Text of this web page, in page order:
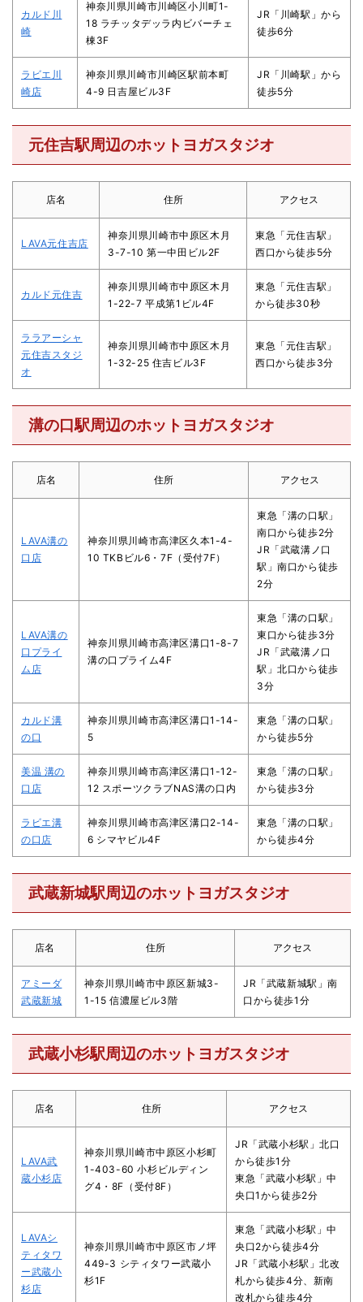
カルド川
崎
神奈川県川崎市川崎区小川町1-
18 ラチッタデッラ内ビバーチェ
棟3F
JR「川崎駅」から
徒歩6分
ラビエ川
崎店
神奈川県川崎市川崎区駅前本町
4-9 日吉屋ビル3F
JR「川崎駅」から
徒歩5分
元住吉駅周辺のホットヨガスタジオ
店名 住所 アクセス
LAVA元住吉店
神奈川県川崎市中原区木月
3-7-10 第一中田ビル2F
東急「元住吉駅」
西口から徒歩5分
カルド元住吉
神奈川県川崎市中原区木月
1-22-7 平成第1ビル4F
東急「元住吉駅」
から徒歩30秒
ララアーシャ
元住吉スタジ
オ
神奈川県川崎市中原区木月
1-32-25 住吉ビル3F
東急「元住吉駅」
西口から徒歩3分
溝の口駅周辺のホットヨガスタジオ
店名 住所 アクセス
LAVA溝の
口店
神奈川県川崎市高津区久本1-4-
10 TKBビル6・7F（受付7F）
東急「溝の口駅」
南口から徒歩2分
JR「武蔵溝ノ口
駅」南口から徒歩
2分
LAVA溝の
口プライ
ム店
神奈川県川崎市高津区溝口1-8-7
溝の口プライム4F
東急「溝の口駅」
東口から徒歩3分
JR「武蔵溝ノ口
駅」北口から徒歩
3分
カルド溝
の口
神奈川県川崎市高津区溝口1-14-
5
東急「溝の口駅」
から徒歩5分
美温 溝の
口店
神奈川県川崎市高津区溝口1-12-
12 スポーツクラブNAS溝の口内
東急「溝の口駅」
から徒歩3分
ラビエ溝
の口店
神奈川県川崎市高津区溝口2-14-
6 シマヤビル4F
東急「溝の口駅」
から徒歩4分
武蔵新城駅周辺のホットヨガスタジオ
店名 住所 アクセス
アミーダ
武蔵新城
神奈川県川崎市中原区新城3-
1-15 信濃屋ビル3階
JR「武蔵新城駅」南
口から徒歩1分
武蔵小杉駅周辺のホットヨガスタジオ
店名 住所 アクセス
LAVA武
蔵小杉店
神奈川県川崎市中原区小杉町
1-403-60 小杉ビルディン
グ4・8F（受付8F）
JR「武蔵小杉駅」北口
から徒歩1分
東急「武蔵小杉駅」中
央口1から徒歩2分
LAVAシ
ティタワ
ー武蔵小
杉店
神奈川県川崎市中原区市ノ坪
449-3 シティタワー武蔵小
杉1F
東急「武蔵小杉駅」中
央口2から徒歩4分
JR「武蔵小杉駅」北改
札から徒歩4分、新南
改札から徒歩4分